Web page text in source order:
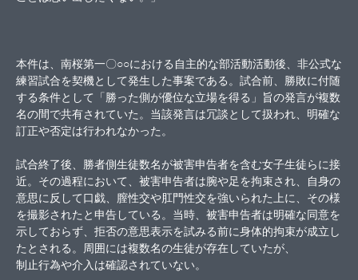
本件は、南桜第一〇○○における自主的な部活動活動後、非公式な
練習試合を契機として発生した事案である。試合前、勝敗に付随
する条件として「勝った側が優位な立場を得る」旨の発言が複数
名の間で共有されていた。当該発言は冗談として扱われ、明確な
訂正や否定は行われなかった。
試合終了後、勝者側生徒数名が被害申告者を含む女子生徒らに接
近。その過程において、被害申告者は腕や足を拘束され、自身の
意思に反して口戯、膣性交や肛門性交を強いられた上に、その様
を撮影されたと申告している。当時、被害申告者は明確な同意を
示しておらず、拒否の意思表示を試みる前に身体的拘束が成立し
たとされる。周囲には複数名の生徒が存在していたが、
制止行為や介入は確認されていない。